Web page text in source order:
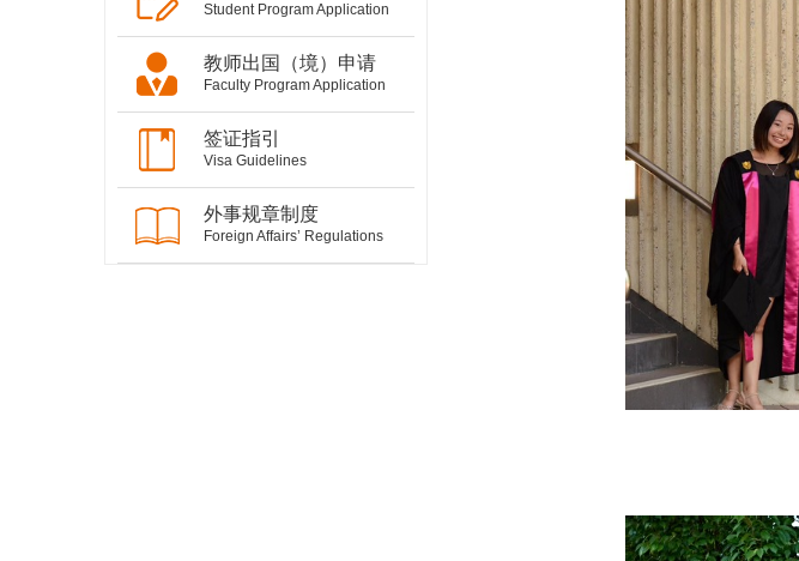
Student Program Application
教师出国（境）申请
Faculty Program Application
签证指引
Visa Guidelines
外事规章制度
Foreign Affairs’ Regulations